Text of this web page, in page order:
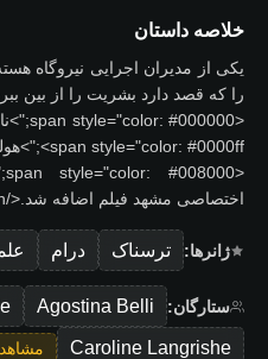
خلاصه داستان
یکی از مدیران اجرایی نیروگاه
را که قصد دارد بشریت را از بین
<span style="color: #0000ff;">هولوکاست 2000</span></strong>
اختصاصی مشهد فیلم اضافه شد.</span>
ژانرها: ترسناک درام
ستارگان: Agostina Belli
Caroline Langrishe